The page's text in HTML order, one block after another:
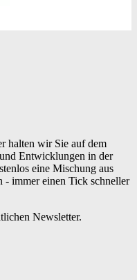
halten wir Sie auf dem
Entwicklungen in der
eine Mischung aus
- immer einen Tick schneller
Newsletter.